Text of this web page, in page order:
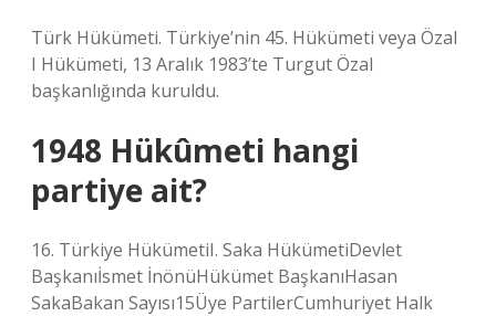
Türk Hükümeti. Türkiye’nin 45. Hükümeti veya Özal
I Hükümeti, 13 Aralık 1983’te Turgut Özal
başkanlığında kuruldu.
1948 Hükûmeti hangi
partiye ait?
16. Türkiye HükümetiI. Saka HükümetiDevlet
Başkanıİsmet İnönüHükümet BaşkanıHasan
SakaBakan Sayısı15Üye PartilerCumhuriyet Halk